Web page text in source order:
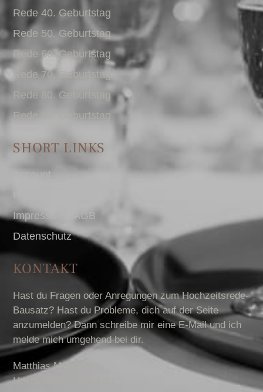
Rede 40. Geburtstag
Rede 50. Geburtstag
Rede 60. Geburtstag
Rede 70. Geburtstag
Rede 80. Geburtstag
Rede 90. Geburtstag
SHORT LINKS
Account
Impressum I AGB
Datenschutz
KONTAKT
Hast du Fragen oder Anregungen zum Hochzeitsrede-
Bausatz? Hast du Probleme, dich auf der Seite
anzumelden? Dann schreibe mir eine E-Mail und ich
melde mich umgehend bei dir.
Matthias Müller-Krey
Hochzeitsrede-Bausatz